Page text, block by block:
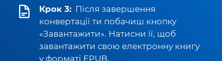
Крок 3: Після завершення
конвертації ти побачиш кнопку
«Завантажити». Натисни її, щоб
завантажити свою електронну книгу
у форматі EPUB.